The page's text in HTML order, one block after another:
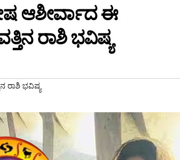
ಆಶೀರ್ವಾದ ಈ
ರಾಶಿ ಭವಿಷ್ಯ
ರಾಶಿ ಭವಿಷ್ಯ